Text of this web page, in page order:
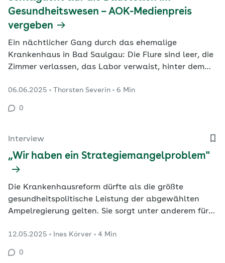
Gesundheitswesen – AOK-Medienpreis
vergeben
Ein nächtlicher Gang durch das ehemalige
Krankenhaus in Bad Saulgau: Die Flure sind leer, die
Zimmer verlassen, das Labor verwaist, hinter dem
dieser Szene zieht die Journalistin Martina Keller ihre
Hörer in das Anfang 2024 für den WDR produzierte
06.06.2025 Thorsten Severin 6 Min
0
Interview
„Wir haben ein Strategiemangelproblem"
Die Krankenhausreform dürfte als die größte
gesundheitspolitische Leistung der abgewählten
Ampelregierung gelten. Sie sorgt unter anderem für
geht mit baulichen Veränderungen an
Klinikgebäuden einher. Mit Tom Guthknecht,
12.05.2025 Ines Körver 4 Min
0